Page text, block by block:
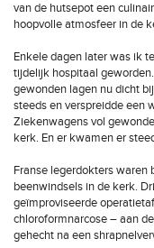
van de hutsepot een
hoopvolle atmosfeer in de
Enkele dagen later was ik
tijdelijk hospitaal
gewonden lagen nu dicht
steeds en verspreidde een
Ziekenwagens vol
kerk. En er kwamen er
Franse legerdokters waren
beenwindsels in de kerk.
geïmproviseerde
chloroformnarcose – aan
gehecht na een